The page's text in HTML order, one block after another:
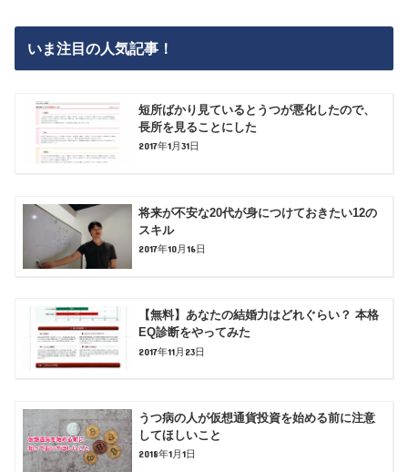
いま注目の人気記事！
短所ばかり見ているとうつが悪化したので、
長所を見ることにした
2017年1月31日
将来が不安な20代が身につけておきたい12の
スキル
2017年10月16日
【無料】あなたの結婚力はどれぐらい？ 本格
EQ診断をやってみた
2017年11月23日
うつ病の人が仮想通貨投資を始める前に注意
してほしいこと
2018年1月1日